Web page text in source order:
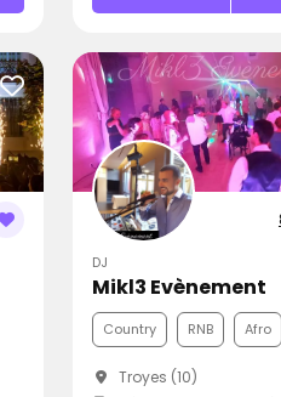
DJ
Mikl3 Evènement
Country RNB Afro
Troyes (10)